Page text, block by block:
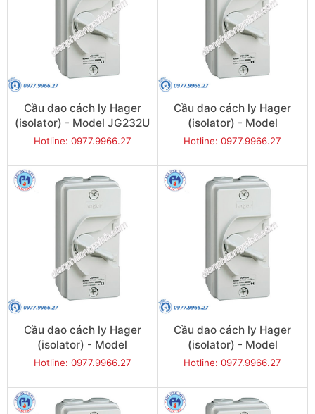
Cầu dao cách ly Hager
(isolator) - Model JG232U
Hotline: 0977.9966.27
Cầu dao cách ly Hager
(isolator) - Model
JG240U
Hotline: 0977.9966.27
Cầu dao cách ly Hager
(isolator) - Model
JG263U
Hotline: 0977.9966.27
Cầu dao cách ly Hager
(isolator) - Model
JG320U
Hotline: 0977.9966.27